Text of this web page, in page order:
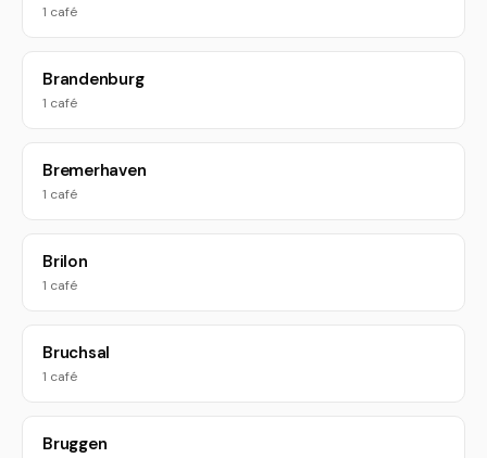
1 café
Brandenburg
1 café
Bremerhaven
1 café
Brilon
1 café
Bruchsal
1 café
Bruggen